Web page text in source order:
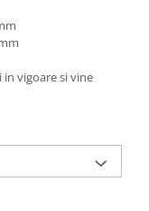
vigoare si vine